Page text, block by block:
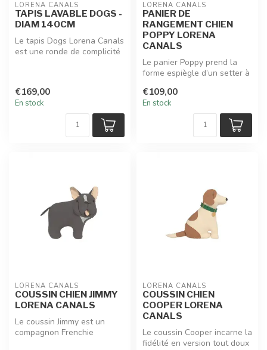
LORENA CANALS
TAPIS LAVABLE DOGS -
DIAM 140CM
Le tapis Dogs Lorena Canals
est une ronde de complicité
€169,00
En stock
LORENA CANALS
PANIER DE
RANGEMENT CHIEN
POPPY LORENA
CANALS
Le panier Poppy prend la
forme espiègle d’un setter à
€109,00
En stock
LORENA CANALS
COUSSIN CHIEN JIMMY
LORENA CANALS
Le coussin Jimmy est un
compagnon Frenchie
LORENA CANALS
COUSSIN CHIEN
COOPER LORENA
CANALS
Le coussin Cooper incarne la
fidélité en version tout doux